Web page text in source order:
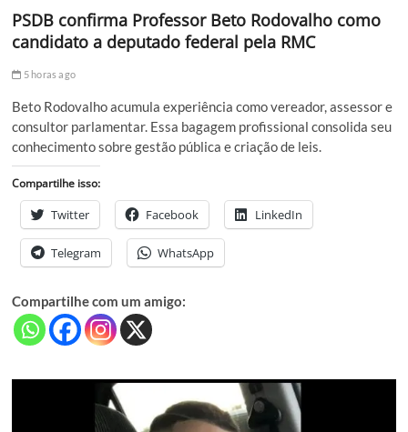
PSDB confirma Professor Beto Rodovalho como
candidato a deputado federal pela RMC
5 horas ago
Beto Rodovalho acumula experiência como vereador, assessor e
consultor parlamentar. Essa bagagem profissional consolida seu
conhecimento sobre gestão pública e criação de leis.
Compartilhe isso:
Twitter Facebook LinkedIn
Telegram WhatsApp
Compartilhe com um amigo: